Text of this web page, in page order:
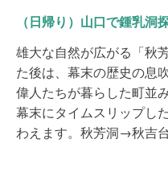
（日帰り）山口で鍾乳
雄大な自然が広がる「秋
た後は、幕末の歴史の息
偉人たちが暮らした町並
幕末にタイムスリップし
わえます。​ 秋芳洞→秋